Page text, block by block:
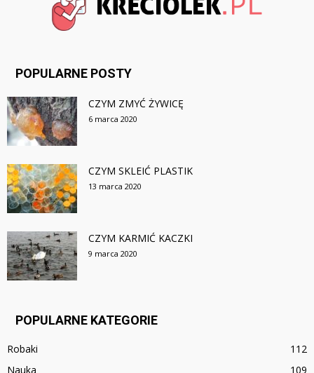
POPULARNE POSTY
CZYM ZMYĆ ŻYWICĘ
6 marca 2020
CZYM SKLEIĆ PLASTIK
13 marca 2020
CZYM KARMIĆ KACZKI
9 marca 2020
POPULARNE KATEGORIE
Robaki
112
Nauka
109